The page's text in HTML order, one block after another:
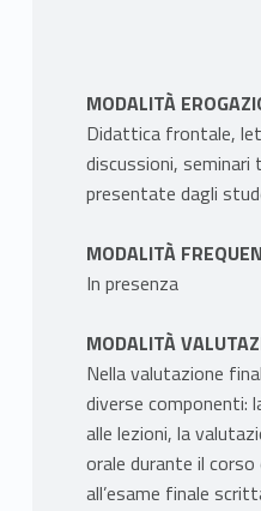
MODALITÀ
Didattica frontale,
discussioni, seminari
presentate dagli
MODALITÀ
In presenza
MODALITÀ
Nella valutazione
diverse componenti:
alle lezioni, la
orale durante il
all’esame finale